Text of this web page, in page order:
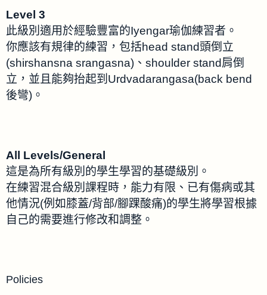
Level 3
此級別適用於經驗豐富的Iyengar瑜伽練習者。
你應該有規律的練習，包括head stand頭倒立
(shirshansna srangasna)、shoulder stand肩倒
立，並且能夠抬起到Urdvadarangasa(back bend
後彎)。
All Levels/General
這是為所有級別的學生學習的基礎級別。
在練習混合級別課程時，能力有限、已有傷病或其
他情況(例如膝蓋/背部/腳踝酸痛)的學生將學習根據
自己的需要進行修改和調整。
Policies